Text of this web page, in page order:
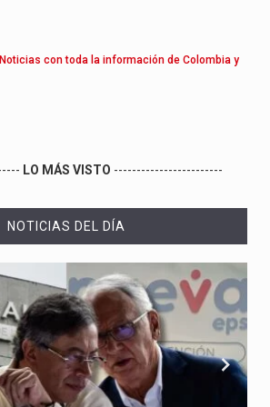
con toda la información de Colombia y
LO MÁS VISTO ------------------------
NOTICIAS DEL DÍA